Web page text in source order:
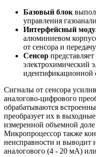
Базовый блок
управления
Интерфейсный
алюминиевом
от сенсора и
Сенсор
электрохимический
идентификационной
Сигналы от сенсора
аналогово-цифрового
обрабатываются
преобразует их в
измеренной объемной
Микропроцессор также
неисправности и выводит
аналогового (4 - 20 мА)